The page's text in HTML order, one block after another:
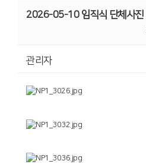
2026-05-10 임직식 단체사진
관리자